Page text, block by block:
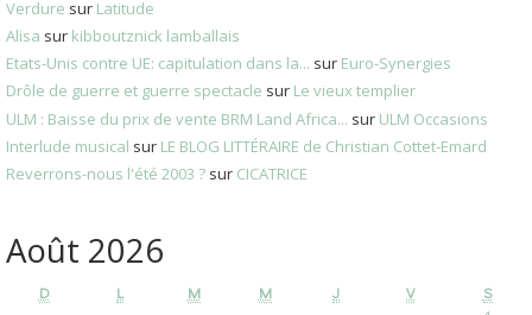
Verdure sur Latitude
Alisa sur kibboutznick lamballais
Etats-Unis contre UE: capitulation dans la... sur Euro-Synergies
Drôle de guerre et guerre spectacle sur Le vieux templier
ULM : Baisse du prix de vente BRM Land Africa... sur ULM Occasions
Interlude musical sur LE BLOG LITTÉRAIRE de Christian Cottet-Emard
Reverrons-nous l'été 2003 ? sur CICATRICE
Août 2026
D L M M J V
S